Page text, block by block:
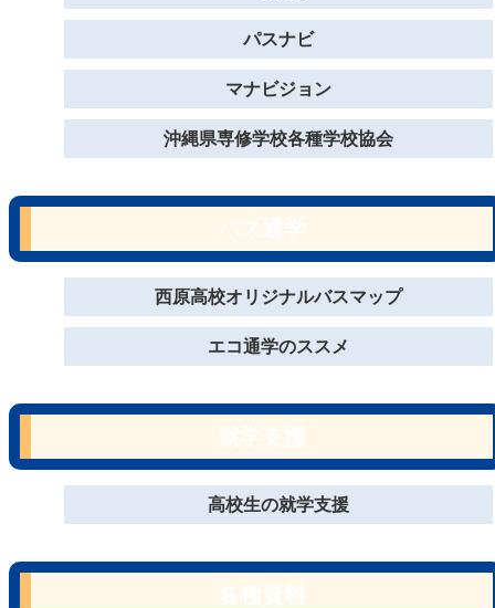
パスナビ
マナビジョン
沖縄県専修学校各種学校協会
西原高校オリジナルバスマップ
エコ通学のススメ
高校生の就学支援